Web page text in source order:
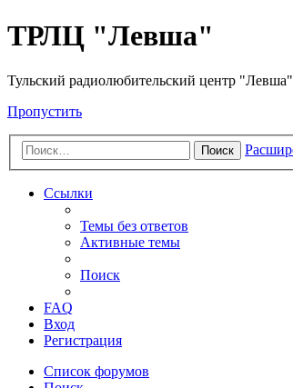
ТРЛЦ "Левша"
Тульский радиолюбительский центр "Левша"
Пропустить
Поиск
Ссылки
Темы без ответов
Активные темы
Поиск
FAQ
Вход
Регистрация
Список форумов